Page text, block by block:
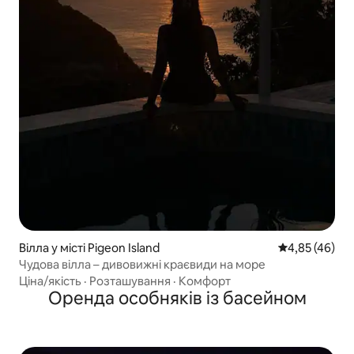
Вілла у місті Pigeon Island Середня
4,85 (46)
Чудова вілла – дивовижні краєвиди на море
Ціна/якість · Розташування · Комфорт
Оренда особняків із басейном